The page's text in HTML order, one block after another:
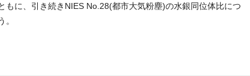
もに、引き続きNIES No.28(都市大気粉塵)の水銀同位体比につ